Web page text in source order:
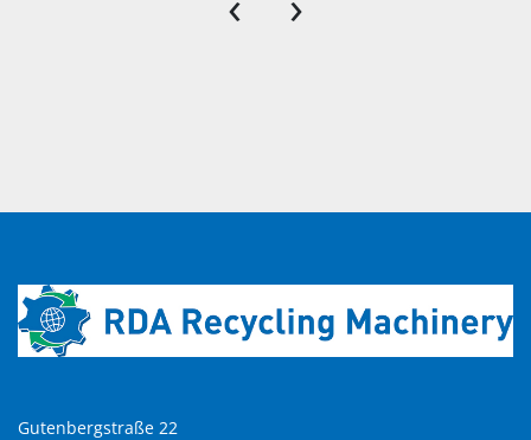
Gutenbergstraße 22